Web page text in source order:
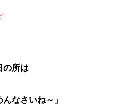
の所は
なさいね～」